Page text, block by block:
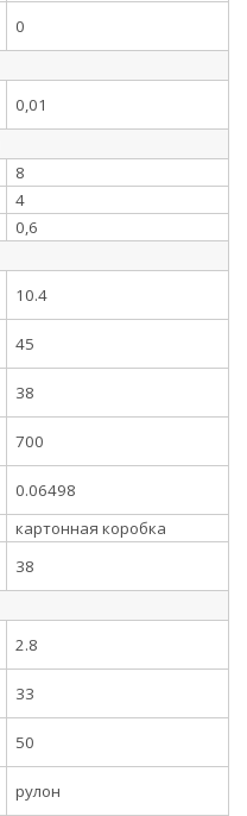
0
0,01
8
4
0,6
10.4
45
38
700
0.06498
картонная коробка
38
2.8
33
50
рулон